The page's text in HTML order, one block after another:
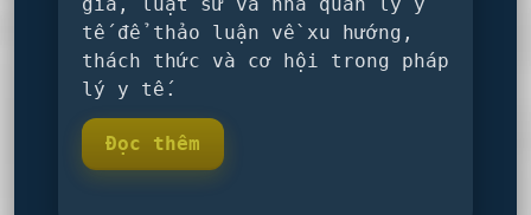
gia, luật sư và nhà quản lý y
tế để thảo luận về xu hướng,
thách thức và cơ hội trong pháp
lý y tế.
Đọc thêm